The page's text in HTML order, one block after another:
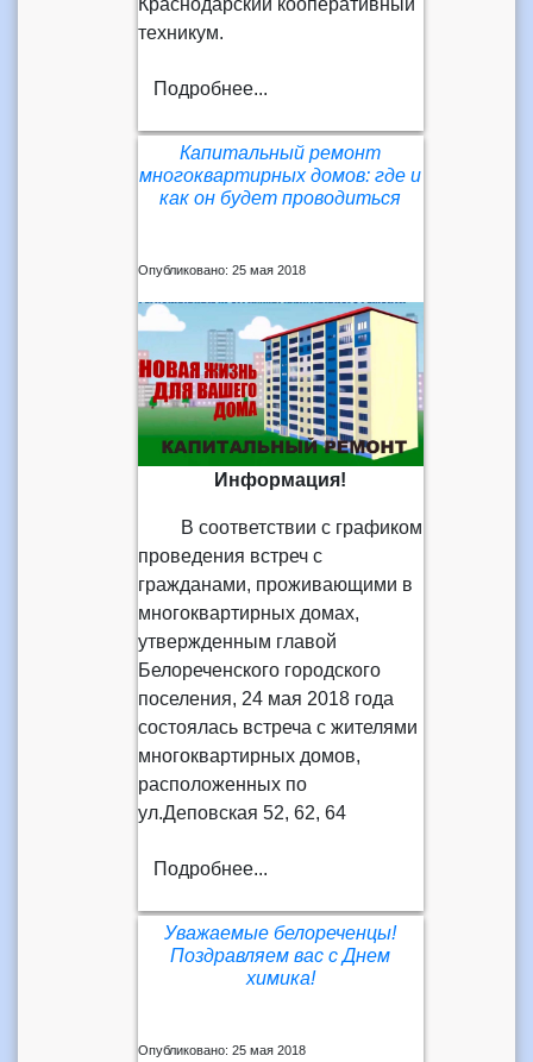
техникум.
Подробнее...
Капитальный ремонт
многоквартирных домов: где и
как он будет проводиться
Опубликовано: 25 мая 2018
Информация!
В соответствии с графиком
проведения встреч с
гражданами, проживающими в
многоквартирных домах,
утвержденным главой
Белореченского городского
поселения, 24 мая 2018 года
состоялась встреча с жителями
многоквартирных домов,
расположенных по
ул.Деповская 52, 62, 64
Подробнее...
Уважаемые белореченцы!
Поздравляем вас с Днем
химика!
Опубликовано: 25 мая 2018